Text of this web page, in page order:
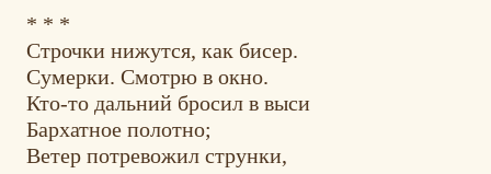
* * *
Строчки нижутся, как бисер.
Сумерки. Смотрю в окно.
Кто-то дальний бросил в выси
Бархатное полотно;
Ветер потревожил струнки,